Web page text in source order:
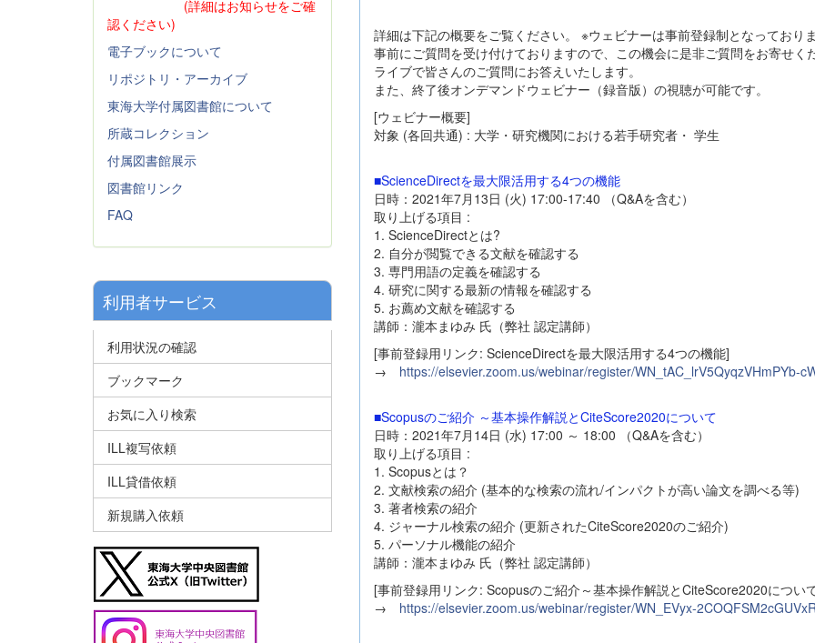
詳細は下記の概要をご覧ください。 ※ウェビナーは事前登録制となっておりま
事前にご質問を受け付けておりますので、この機会に是非ご質問をお寄せく
ライブで皆さんのご質問にお答えいたします。
また、終了後オンデマンドウェビナー（録音版）の視聴が可能です。
[ウェビナー概要]
対象 (各回共通) : 大学・研究機関における若手研究者・ 学生
■ScienceDirectを最大限活用する4つの機能
日時：2021年7月13日 (火) 17:00-17:40 （Q&Aを含む）
取り上げる項目 :
1. ScienceDirectとは?
2. 自分が閲覧できる文献を確認する
3. 専門用語の定義を確認する
4. 研究に関する最新の情報を確認する
5. お薦め文献を確認する
講師：瀧本まゆみ 氏（弊社 認定講師）
[事前登録用リンク: ScienceDirectを最大限活用する4つの機能]
→ https://elsevier.zoom.us/webinar/register/WN_tAC_lrV5QyqzVHmPYb-
■Scopusのご紹介 ～基本操作解説とCiteScore2020について
日時：2021年7月14日 (水) 17:00 ～ 18:00 （Q&Aを含む）
取り上げる項目 :
1. Scopusとは？
2. 文献検索の紹介 (基本的な検索の流れ/インパクトが高い論文を調べる等)
3. 著者検索の紹介
4. ジャーナル検索の紹介 (更新されたCiteScore2020のご紹介)
5. パーソナル機能の紹介
講師：瀧本まゆみ 氏（弊社 認定講師）
[事前登録用リンク: Scopusのご紹介～基本操作解説とCiteScore2020につい
→ https://elsevier.zoom.us/webinar/register/WN_EVyx-
(詳細はお知らせをご確
認ください)
電子ブックについて
リポジトリ・アーカイブ
東海大学付属図書館について
所蔵コレクション
付属図書館展示
図書館リンク
FAQ
利用者サービス
利用状況の確認
ブックマーク
お気に入り検索
ILL複写依頼
ILL貸借依頼
新規購入依頼